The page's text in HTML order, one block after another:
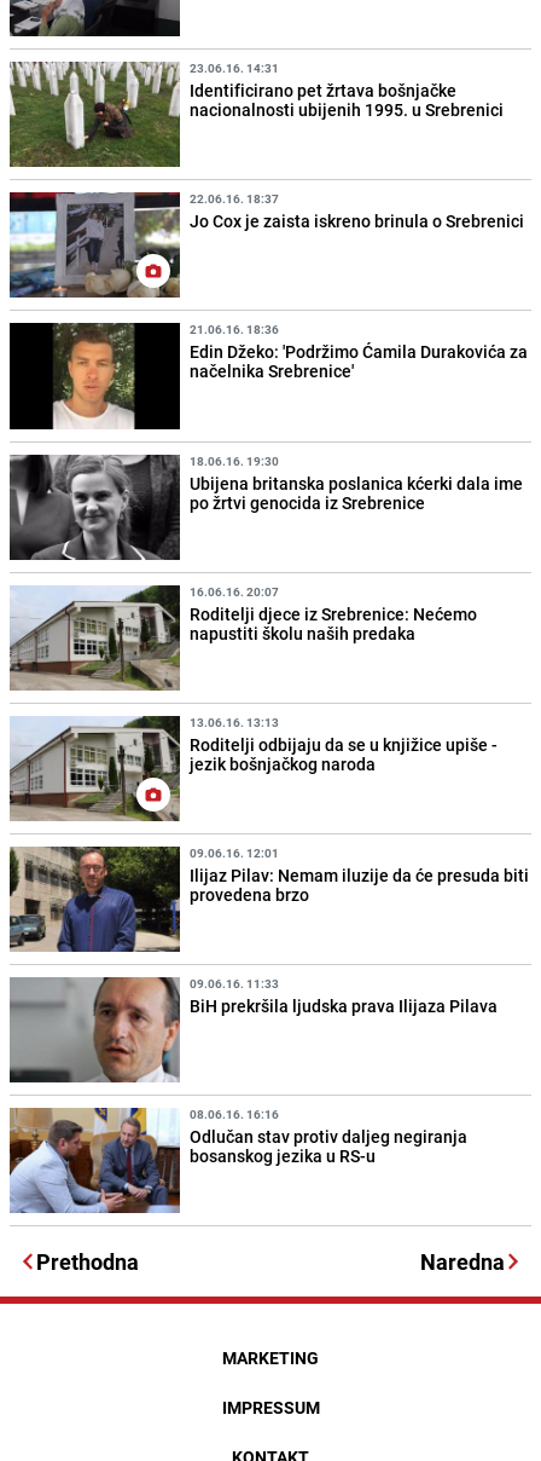
23.06.16. 14:31
Identificirano pet žrtava bošnjačke
nacionalnosti ubijenih 1995. u Srebrenici
22.06.16. 18:37
Jo Cox je zaista iskreno brinula o Srebrenici
21.06.16. 18:36
Edin Džeko: 'Podržimo Ćamila Durakovića za
načelnika Srebrenice'
18.06.16. 19:30
Ubijena britanska poslanica kćerki dala ime
po žrtvi genocida iz Srebrenice
16.06.16. 20:07
Roditelji djece iz Srebrenice: Nećemo
napustiti školu naših predaka
13.06.16. 13:13
Roditelji odbijaju da se u knjižice upiše -
jezik bošnjačkog naroda
09.06.16. 12:01
Ilijaz Pilav: Nemam iluzije da će presuda biti
provedena brzo
09.06.16. 11:33
BiH prekršila ljudska prava Ilijaza Pilava
08.06.16. 16:16
Odlučan stav protiv daljeg negiranja
bosanskog jezika u RS-u
Prethodna Naredna
MARKETING
IMPRESSUM